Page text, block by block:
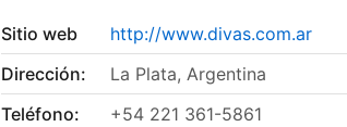
Sitio web
http://www.divas.com.ar
Dirección:
La Plata, Argentina
Teléfono:
+54 221 361-5861